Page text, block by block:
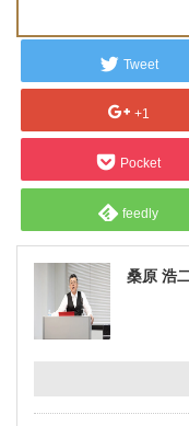
Tweet
+1
Pocket
feedly
桑原 浩